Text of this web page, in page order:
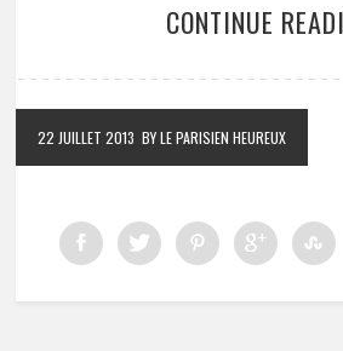
CONTINUE
22 JUILLET 2013 BY LE PARISIEN HEUREUX